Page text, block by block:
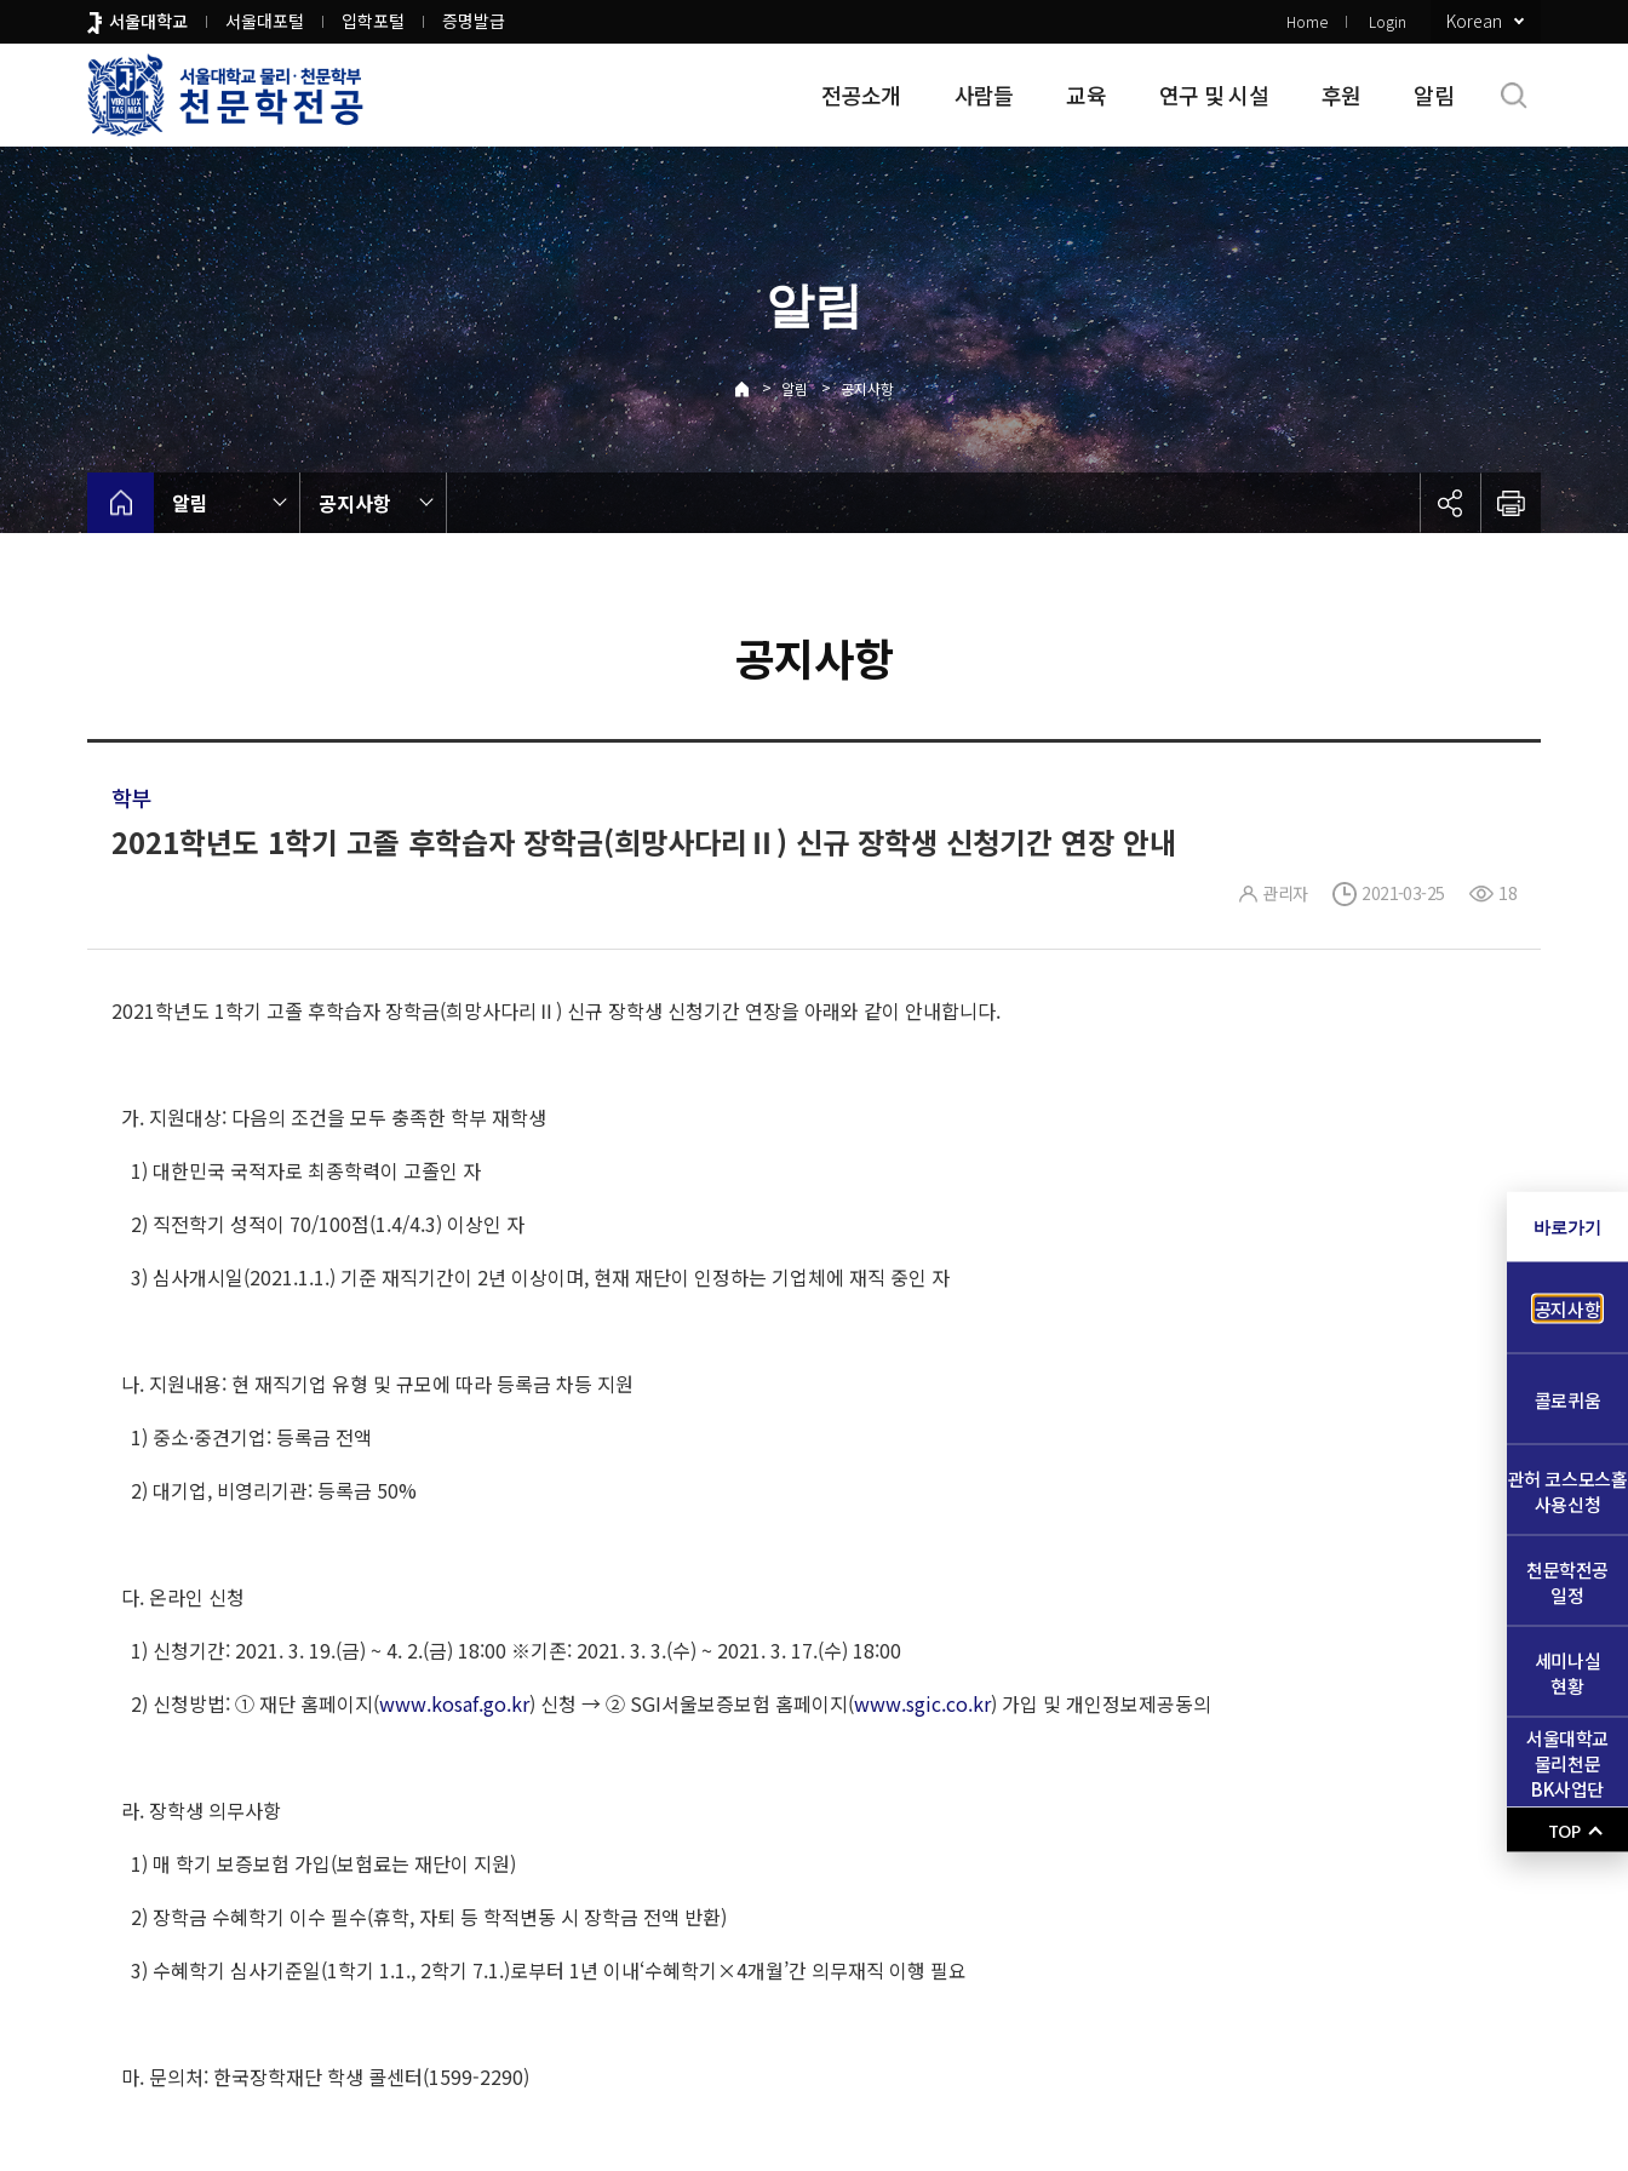
로
뉴
서울대학교 서울대포털 입학포털 증명발급 Home Login Korean
전공소개 사람들 교육 연구 및 시설 후원 알림
알림
> 알림 > 공지사항
알림 공지사항
공지사항
학부
2021학년도 1학기 고졸 후학습자 장학금(희망사다리Ⅱ) 신규 장학생 신청기간 연장 안내
관리자 2021-03-25 18
2021학년도 1학기 고졸 후학습자 장학금(희망사다리Ⅱ) 신규 장학생 신청기간 연장을 아래와 같이 안내합니다.
가. 지원대상: 다음의 조건을 모두 충족한 학부 재학생
1) 대한민국 국적자로 최종학력이 고졸인 자
2) 직전학기 성적이 70/100점(1.4/4.3) 이상인 자
3) 심사개시일(2021.1.1.) 기준 재직기간이 2년 이상이며, 현재 재단이 인정하는 기업체에 재직 중인 자
나. 지원내용: 현 재직기업 유형 및 규모에 따라 등록금 차등 지원
1) 중소·중견기업: 등록금 전액
2) 대기업, 비영리기관: 등록금 50%
다. 온라인 신청
1) 신청기간: 2021. 3. 19.(금) ~ 4. 2.(금) 18:00 ※기존: 2021. 3. 3.(수) ~ 2021. 3. 17.(수) 18:00
2) 신청방법: ① 재단 홈페이지(www.kosaf.go.kr) 신청 → ② SGI서울보증보험 홈페이지(www.sgic.co.kr) 가입 및 개인정보제공동의
라. 장학생 의무사항
1) 매 학기 보증보험 가입(보험료는 재단이 지원)
2) 장학금 수혜학기 이수 필수(휴학, 자퇴 등 학적변동 시 장학금 전액 반환)
3) 수혜학기 심사기준일(1학기 1.1., 2학기 7.1.)로부터 1년 이내‘수혜학기×4개월’간 의무재직 이행 필요
마. 문의처: 한국장학재단 학생 콜센터(1599-2290)
바로가기
공지사항
콜로퀴움
관허 코스모스홀
사용신청
천문학전공
일정
세미나실
현황
서울대학교
물리천문
BK사업단
TOP